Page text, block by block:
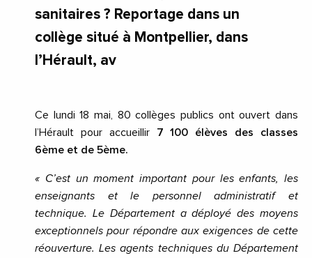
sanitaires ? Reportage dans un
collège situé à Montpellier, dans
l’Hérault, av
Ce lundi 18 mai, 80 collèges publics ont ouvert dans
l’Hérault pour accueillir 7 100 élèves des classes
6ème et de 5ème.
« C’est un moment important pour les enfants, les
enseignants et le personnel administratif et
technique. Le Département a déployé des moyens
exceptionnels pour répondre aux exigences de cette
réouverture. Les agents techniques du Département